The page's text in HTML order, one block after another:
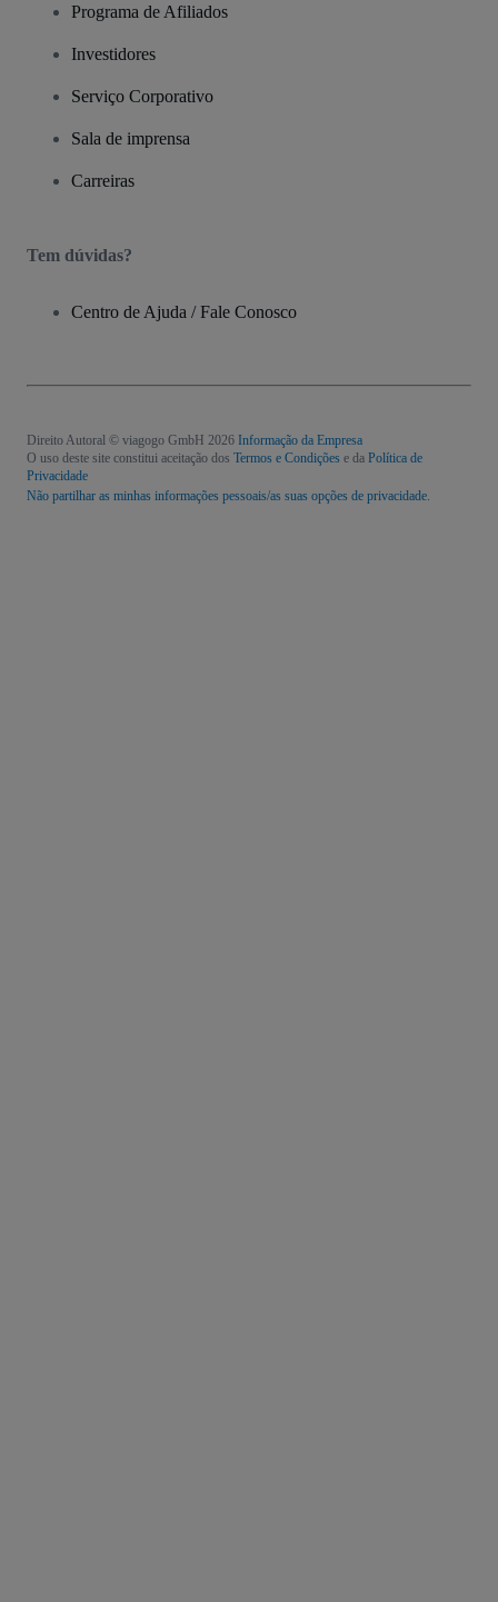
Programa de Afiliados
Investidores
Serviço Corporativo
Sala de imprensa
Carreiras
Tem dúvidas?
Centro de Ajuda / Fale Conosco
Direito Autoral © viagogo GmbH 2026 Informação da Empresa
O uso deste site constitui aceitação dos Termos e Condições e da Política de
Privacidade
Não partilhar as minhas informações pessoais/as suas opções de privacidade.